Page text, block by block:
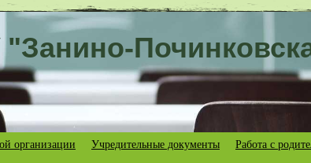
организации Учредительные документы Работа с